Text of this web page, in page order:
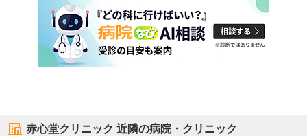
赤心堂クリニック 近隣の病院・クリニック